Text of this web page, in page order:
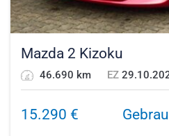
Mazda 2 Kizoku
46.690 km EZ
15.290 €